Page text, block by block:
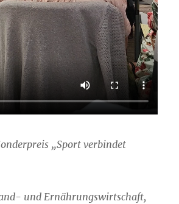
„Sport verbindet
und Ernährungswirtschaft,